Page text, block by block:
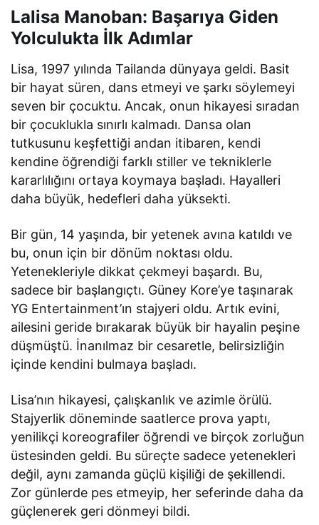
Lalisa Manoban: Başarıya Giden
Yolculukta İlk Adımlar
Lisa, 1997 yılında Tailanda dünyaya geldi. Basit
bir hayat süren, dans etmeyi ve şarkı söylemeyi
seven bir çocuktu. Ancak, onun hikayesi sıradan
bir çocuklukla sınırlı kalmadı. Dansa olan
tutkusunu keşfettiği andan itibaren, kendi
kendine öğrendiği farklı stiller ve tekniklerle
kararlılığını ortaya koymaya başladı. Hayalleri
daha büyük, hedefleri daha yüksekti.
Bir gün, 14 yaşında, bir yetenek avına katıldı ve
bu, onun için bir dönüm noktası oldu.
Yetenekleriyle dikkat çekmeyi başardı. Bu,
sadece bir başlangıçtı. Güney Kore’ye taşınarak
YG Entertainment’ın stajyeri oldu. Artık evini,
ailesini geride bırakarak büyük bir hayalin peşine
düşmüştü. İnanılmaz bir cesaretle, belirsizliğin
içinde kendini bulmaya başladı.
Lisa’nın hikayesi, çalışkanlık ve azimle örülü.
Stajyerlik döneminde saatlerce prova yaptı,
yenilikçi koreografiler öğrendi ve birçok zorluğun
üstesinden geldi. Bu süreçte sadece yetenekleri
değil, aynı zamanda güçlü kişiliği de şekillendi.
Zor günlerde pes etmeyip, her seferinde daha da
güçlenerek geri dönmeyi bildi.